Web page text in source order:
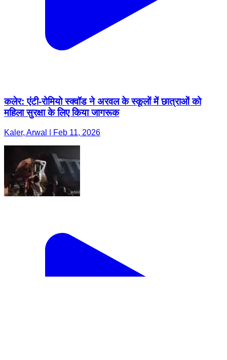
कलेर: एंटी-रोमियो स्क्वॉड ने अरवल के स्कूलों में छात्राओं को
महिला सुरक्षा के लिए किया जागरूक
Kaler, Arwal | Feb 11, 2026